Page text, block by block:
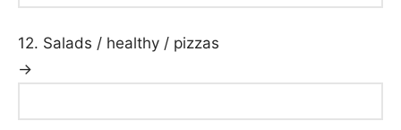
12. Salads / healthy / pizzas
→